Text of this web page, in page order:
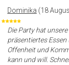
Dominika (18
Die Party hat
präsentiertes
Offenheit und
kann und will.